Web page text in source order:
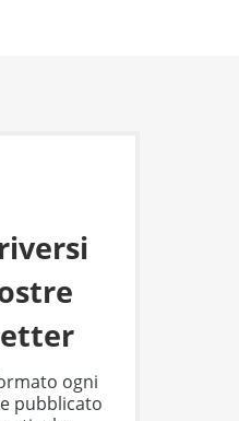
ogni
pubblicato